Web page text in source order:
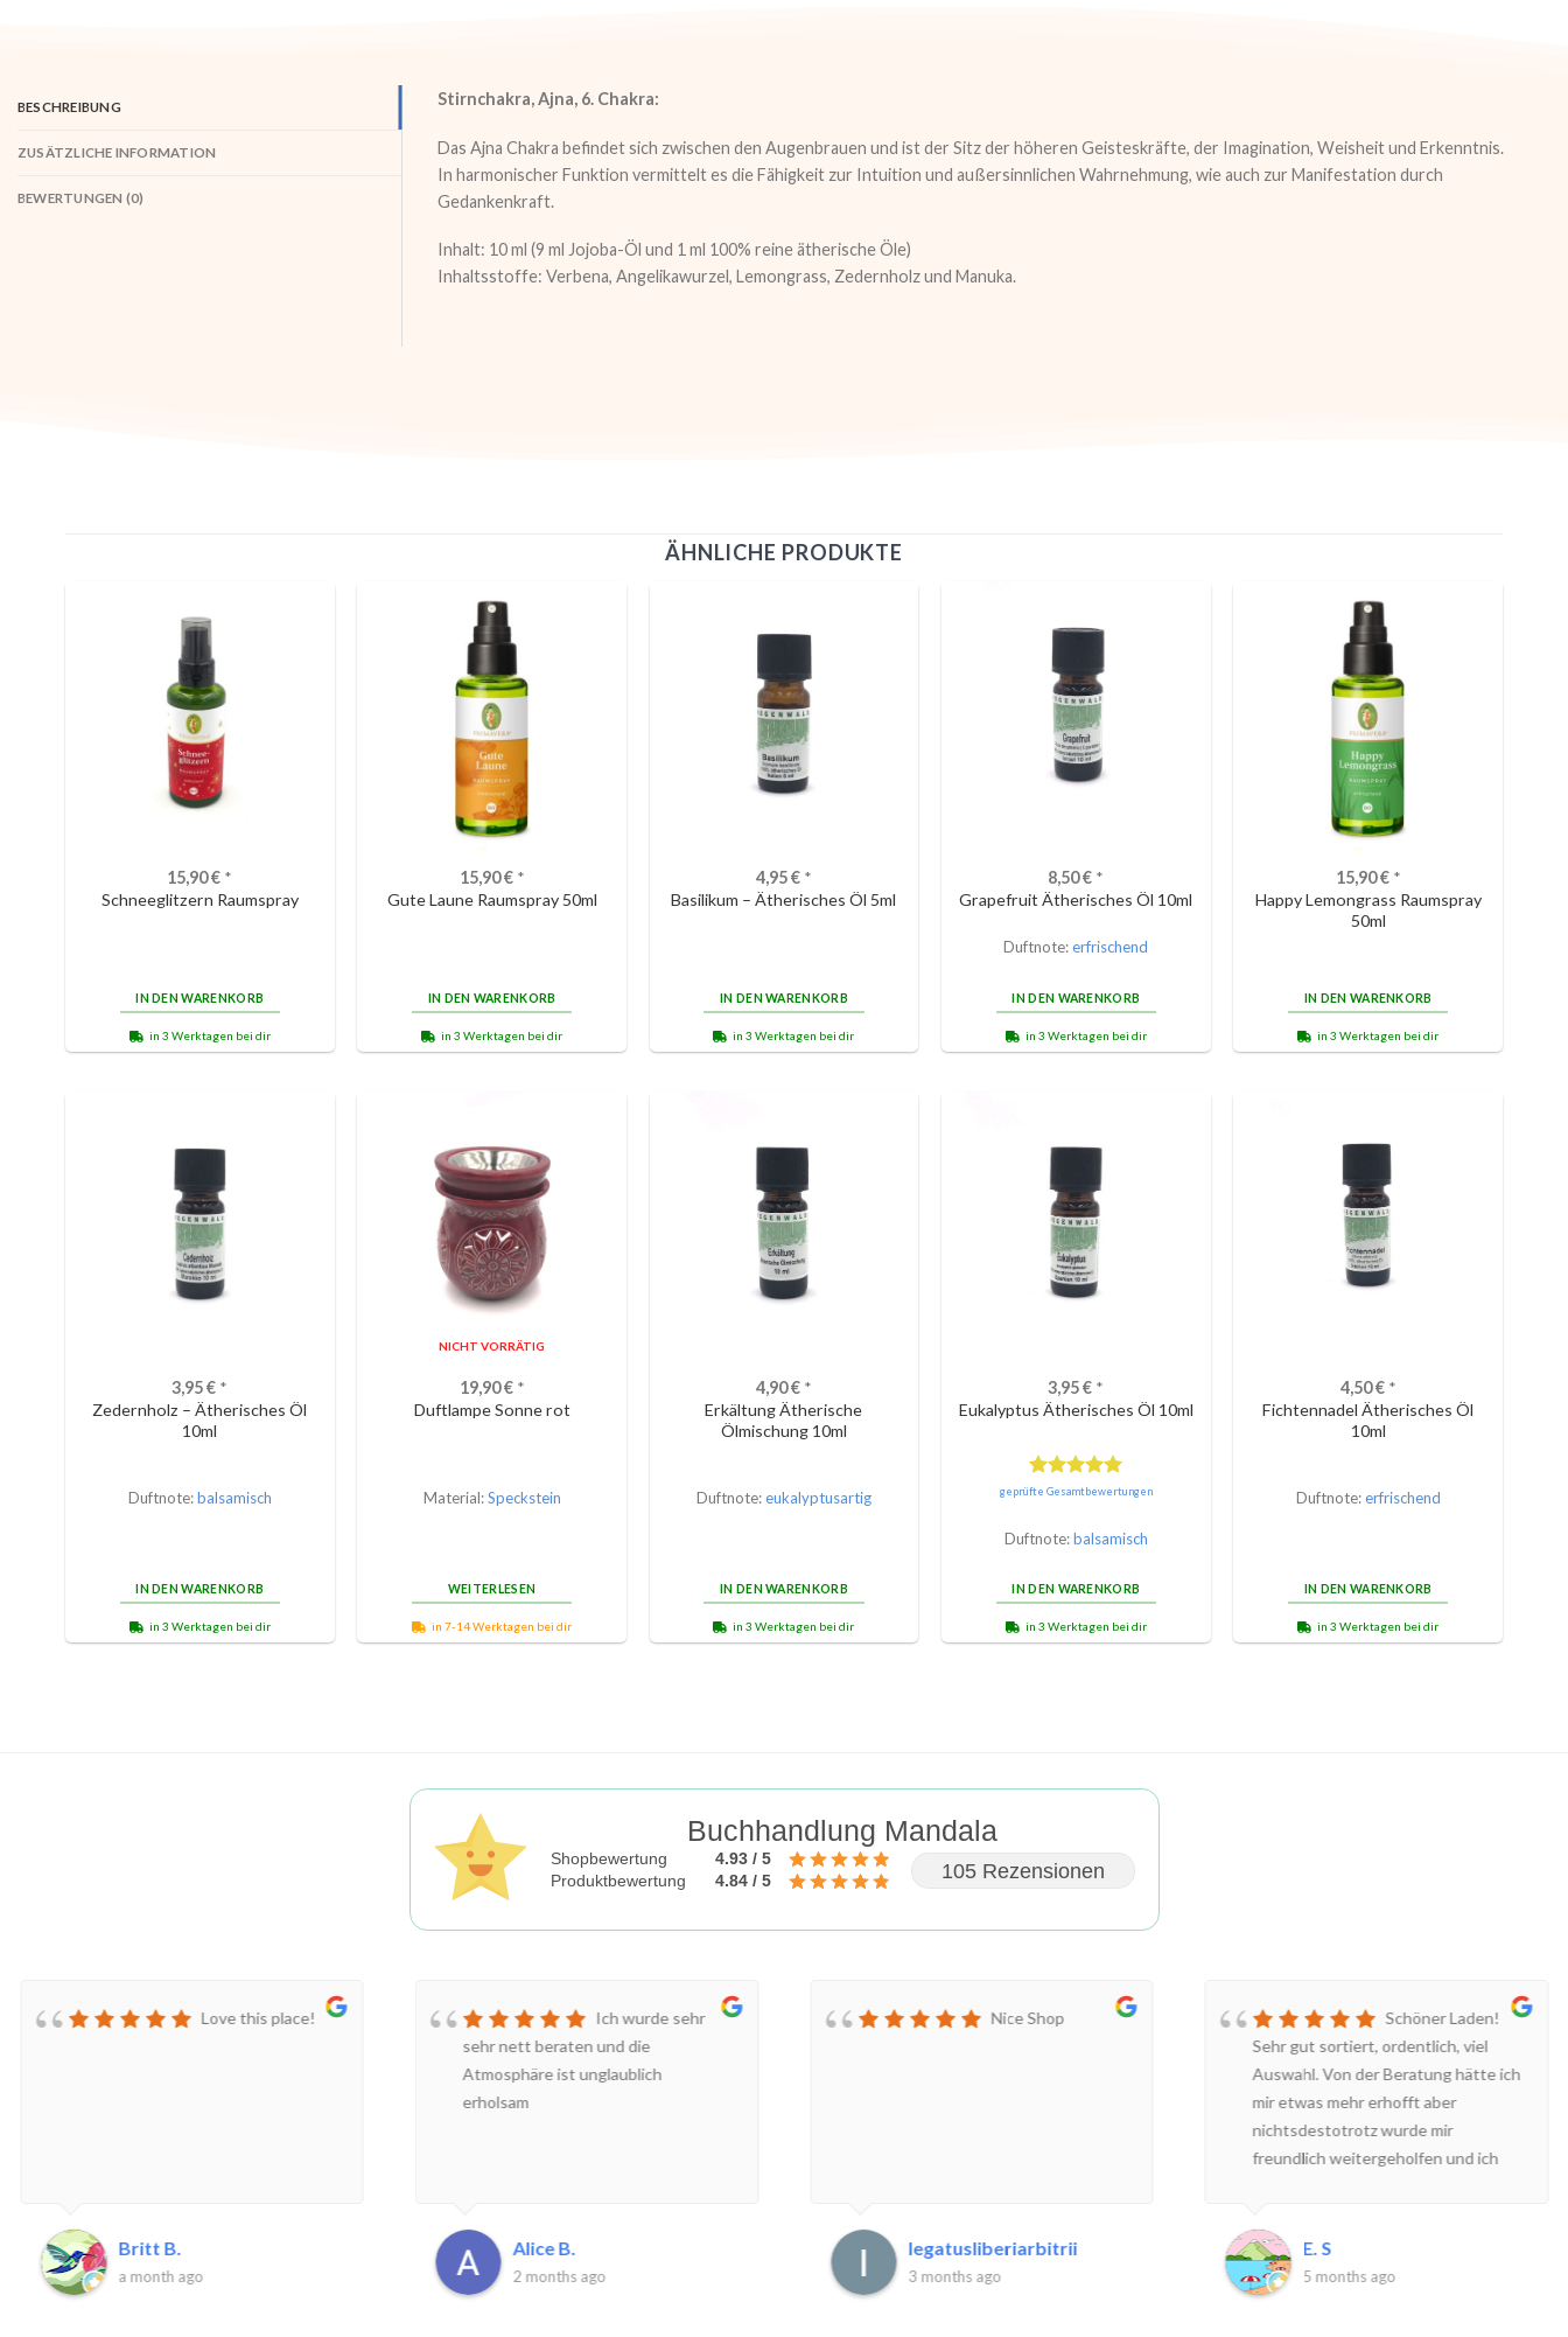
BESCHREIBUNG
ZUSÄTZLICHE INFORMATION
BEWERTUNGEN (0)
Stirnchakra, Ajna, 6. Chakra:
Das Ajna Chakra befindet sich zwischen den Augenbrauen und ist der Sitz der höheren Geisteskräfte, der Imagination, Weisheit und Erkenntnis.
In harmonischer Funktion vermittelt es die Fähigkeit zur Intuition und außersinnlichen Wahrnehmung, wie auch zur Manifestation durch
Gedankenkraft.
Inhalt: 10 ml (9 ml Jojoba-Öl und 1 ml 100% reine ätherische Öle)
Inhaltsstoffe: Verbena, Angelikawurzel, Lemongrass, Zedernholz und Manuka.
ÄHNLICHE PRODUKTE
15,90€ *
Schneeglitzern Raumspray
IN DEN WARENKORB
in 3 Werktagen bei dir
15,90€*
Gute Laune Raumspray 50ml
IN DEN WARENKORB
in 3 Werktagen bei dir
4,95€*
Basilikum – Ätherisches Öl 5ml
IN DEN WARENKORB
in 3 Werktagen bei dir
8,50€ *
Grapefruit Ätherisches Öl 10ml
Duftnote:erfrischend
IN DEN WARENKORB
in 3 Werktagen bei dir
15,90€*
Happy Lemongrass Raumspray
50ml
IN DEN WARENKORB
in 3 Werktagen bei dir
3,95€ *
Zedernholz – Ätherisches Öl
10ml
Duftnote:balsamisch
IN DEN WARENKORB
in 3 Werktagen bei dir
NICHT VORRÄTIG
19,90€*
Duftlampe Sonne rot
Material:Speckstein
WEITERLESEN
in 7-14 Werktagen bei dir
4,90€*
Erkältung Ätherische
Ölmischung 10ml
Duftnote:eukalyptusartig
IN DEN WARENKORB
in 3 Werktagen bei dir
3,95€ *
Eukalyptus Ätherisches Öl 10ml
Bewertet
von 5
geprüfte Gesamtbewertungen
Duftnote:balsamisch
IN DEN WARENKORB
in 3 Werktagen bei dir
4,50€*
Fichtennadel Ätherisches Öl
10ml
Duftnote:erfrischend
IN DEN WARENKORB
in 3 Werktagen bei dir
Buchhandlung Mandala
Shopbewertung
4.93 / 5
Produktbewertung
4.84 / 5 105 Rezensionen
Love this place!
Britt B.
a month ago
Ich wurde sehr
sehr nett beraten und die
Atmosphäre ist unglaublich
erholsam
Alice B.
2 months ago
Nice Shop
legatusliberiarbitrii
3 months ago
Schöner Laden!
Sehr gut sortiert, ordentlich, viel
Auswahl. Von der Beratung hätte ich
mir etwas mehr erhofft aber
nichtsdestotrotz wurde mir
freundlich weitergeholfen und ich
wieder kommen.
E. S
5 months ago